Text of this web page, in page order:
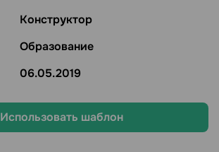
Конструктор
Образование
06.05.2019
Использовать шаблон